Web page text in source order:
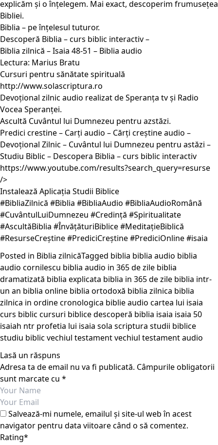
explicăm și o înțelegem. Mai exact, descoperim frumusețea
Bibliei.
Biblia – pe înțelesul tuturor.
Descoperă Biblia – curs biblic interactiv –
Biblia zilnică – Isaia 48-51 – Biblia audio
Lectura: Marius Bratu
Cursuri pentru sănătate spirituală
http://www.solascriptura.ro
Devoțional zilnic audio realizat de Speranța tv și Radio
Vocea Speranței.
Ascultă Cuvântul lui Dumnezeu pentru azstăzi.
Predici crestine – Carți audio – Cărți creștine audio –
Devoțional Zilnic – Cuvântul lui Dumnezeu pentru astăzi –
Studiu Biblic – Descopera Biblia – curs biblic interactiv
https://www.youtube.com/results?search_query=resurse
/>
Instalează Aplicația Studii Biblice
#BibliaZilnică #Biblia #BibliaAudio #BibliaAudioRomână
#CuvântulLuiDumnezeu #Credință #Spiritualitate
#AscultăBiblia #ÎnvățăturiBiblice #MeditațieBiblică
#ResurseCreștine #PrediciCreștine #PrediciOnline #isaia
Posted in Biblia zilnicăTagged biblia biblia audio biblia
audio cornilescu biblia audio in 365 de zile biblia
dramatizată biblia explicata biblia in 365 de zile biblia intr-
un an biblia online biblia ortodoxă biblia zilnica biblia
zilnica in ordine cronologica biblie audio cartea lui isaia
curs biblic cursuri biblicedescoperă biblia isaia isaia 50
isaiah ntr profetia lui isaia sola scriptura studii biblice
studiu biblic vechiul testamentvechiul testament audio
Lasă un răspuns
Adresa ta de email nu va fi publicată. Câmpurile obligatorii
sunt marcate cu *
Salvează-mi numele, emailul și site-ul web în acest
navigator pentru data viitoare când o să comentez.
Rating*